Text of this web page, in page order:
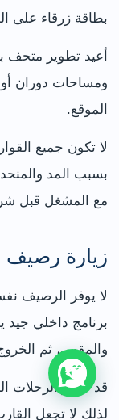
بطاقة زرقاء على
أعيد تطوير متحف
ومساحات دوران
الموقع.
لا تكون جميع
بسبب المد
مع المشغل قبل
زيارة رصيف
لا يوفر الرصيف
والمقهى، ثم
قد تتأخر الرحلات
لذلك لا تجعل